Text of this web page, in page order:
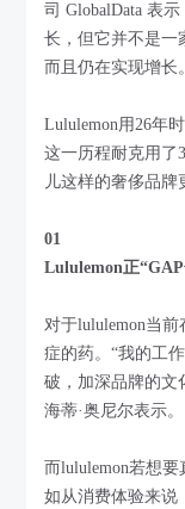
司 GlobalData 表
长，但它并不是一
而且仍在实现增长
Lululemon用26年
这一历程耐克用了
儿这样的奢侈品牌
01
Lululemon正“GAP
对于lululemon当
症的药。“我的工
破，加深品牌的文
海蒂·奥尼尔表示。
而lululemon若想
如从消费体验来说